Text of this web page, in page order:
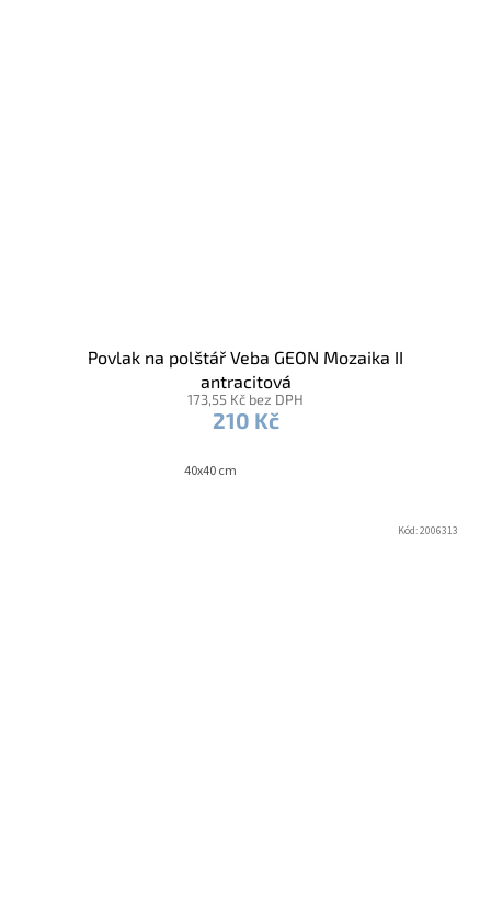
Povlak na polštář Veba GEON Mozaika II
antracitová
173,55 Kč bez DPH
210 Kč
40x40 cm
Kód:2006313